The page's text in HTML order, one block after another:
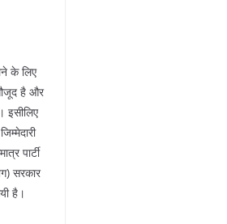
के लिए
है और
इसीलिए
पार्टी
सरकार
है।